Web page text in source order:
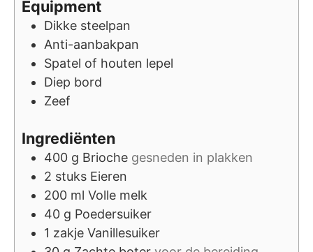
Equipment
Dikke steelpan
Anti-aanbakpan
Spatel of houten lepel
Diep bord
Zeef
Ingrediënten
400 g Brioche gesneden in plakken
2 stuks Eieren
200 ml Volle melk
40 g Poedersuiker
1 zakje Vanillesuiker